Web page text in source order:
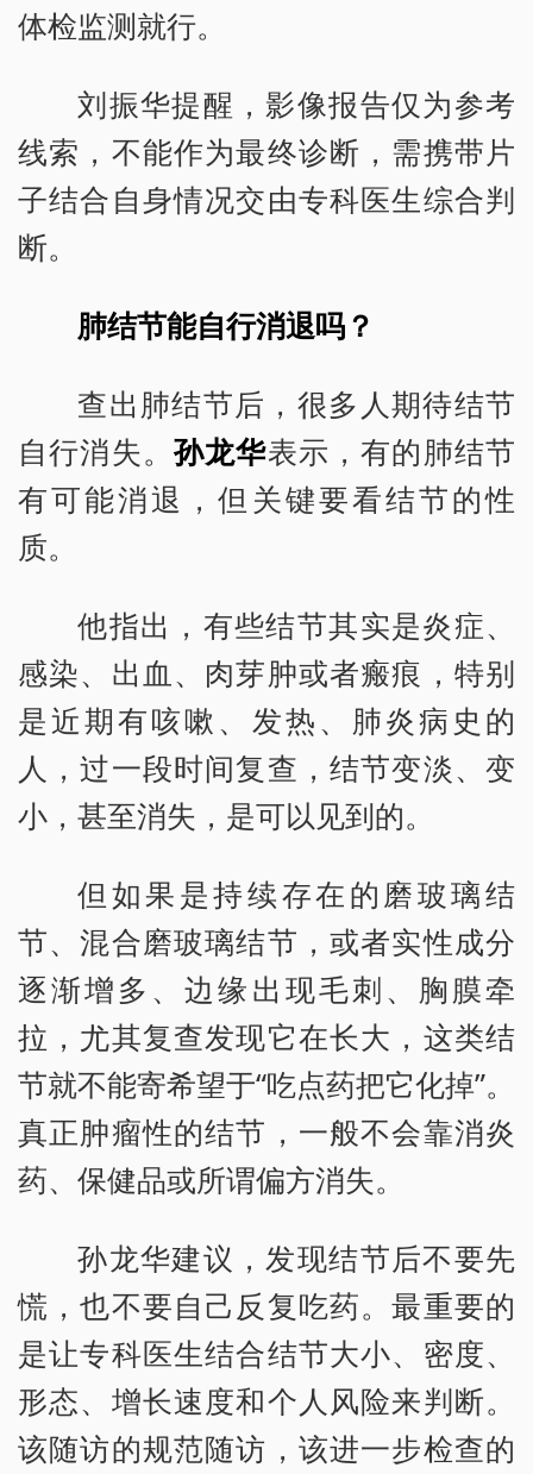
体检监测就行。
刘振华提醒，影像报告仅为参考
线索，不能作为最终诊断，需携带片
子结合自身情况交由专科医生综合判
断。
肺结节能自行消退吗？
查出肺结节后，很多人期待结节
自行消失。 孙龙华表示，有的肺结节
有可能消退，但关键要看结节的性
质。
他指出，有些结节其实是炎症、
感染、出血、肉芽肿或者瘢痕，特别
是近期有咳嗽、发热、肺炎病史的
人，过一段时间复查，结节变淡、变
小，甚至消失，是可以见到的。
但如果是持续存在的磨玻璃结
节、混合磨玻璃结节，或者实性成分
逐渐增多、边缘出现毛刺、胸膜牵
拉，尤其复查发现它在长大，这类结
节就不能寄希望于“吃点药把它化掉”。
真正肿瘤性的结节，一般不会靠消炎
药、保健品或所谓偏方消失。
孙龙华建议，发现结节后不要先
慌，也不要自己反复吃药。最重要的
是让专科医生结合结节大小、密度、
形态、增长速度和个人风险来判断。
该随访的规范随访，该进一步检查的